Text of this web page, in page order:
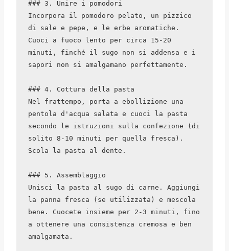
### 3. Unire i pomodori
Incorpora il pomodoro pelato, un pizzico
di sale e pepe, e le erbe aromatiche.
Cuoci a fuoco lento per circa 15-20
minuti, finché il sugo non si addensa e i
sapori non si amalgamano perfettamente.
### 4. Cottura della pasta
Nel frattempo, porta a ebollizione una
pentola d'acqua salata e cuoci la pasta
secondo le istruzioni sulla confezione (di
solito 8-10 minuti per quella fresca).
Scola la pasta al dente.
### 5. Assemblaggio
Unisci la pasta al sugo di carne. Aggiungi
la panna fresca (se utilizzata) e mescola
bene. Cuocete insieme per 2-3 minuti, fino
a ottenere una consistenza cremosa e ben
amalgamata.